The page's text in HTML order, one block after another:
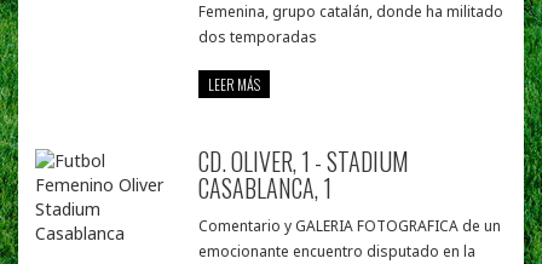
Femenina, grupo catalán, donde ha militado
dos temporadas
LEER MÁS
CD. OLIVER, 1 - STADIUM
CASABLANCA, 1
Comentario y GALERIA FOTOGRAFICA de un
emocionante encuentro disputado en la